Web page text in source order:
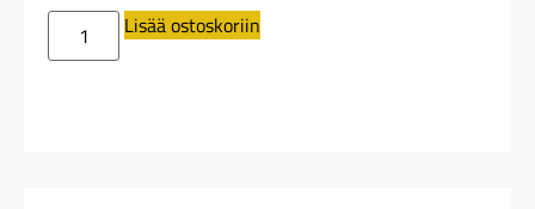
Lisää ostoskoriin